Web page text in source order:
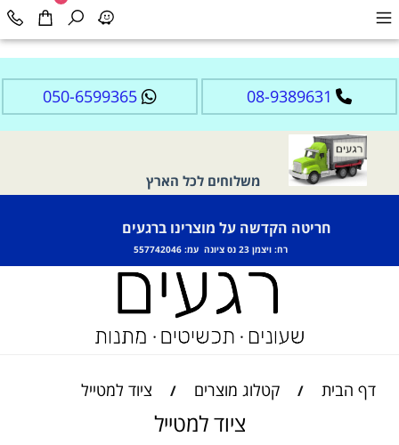
08-9389631
050-6599365
משלוחים לכל הארץ
חריטה הקדשה על מוצרינו ברגעים
רח: ויצמן 23 נס ציונה עמ: 557742046
דף הבית / קטלוג מוצרים / ציוד למטייל
ציוד למטייל